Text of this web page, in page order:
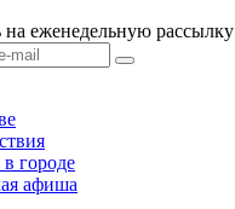
еженедельную рассылку
городе
афиша